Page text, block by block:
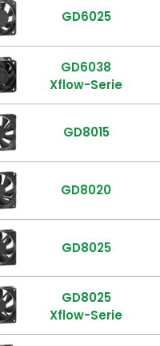
GD6025
GD6038
Xflow-Serie
GD8015
GD8020
GD8025
GD8025
Xflow-Serie